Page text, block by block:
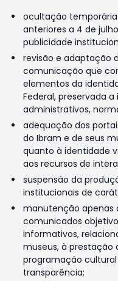
ocultação
anteriores a 4 de
publicidade
revisão e adaptação
comunicação que
elementos da
Federal, preservada
administrativos,
adequação dos
do Ibram e de seus
quanto à identidade
aos recursos de
suspensão da
institucionais de
manutenção apenas
comunicados
informativos,
museus, à prestação
programação
transparência;